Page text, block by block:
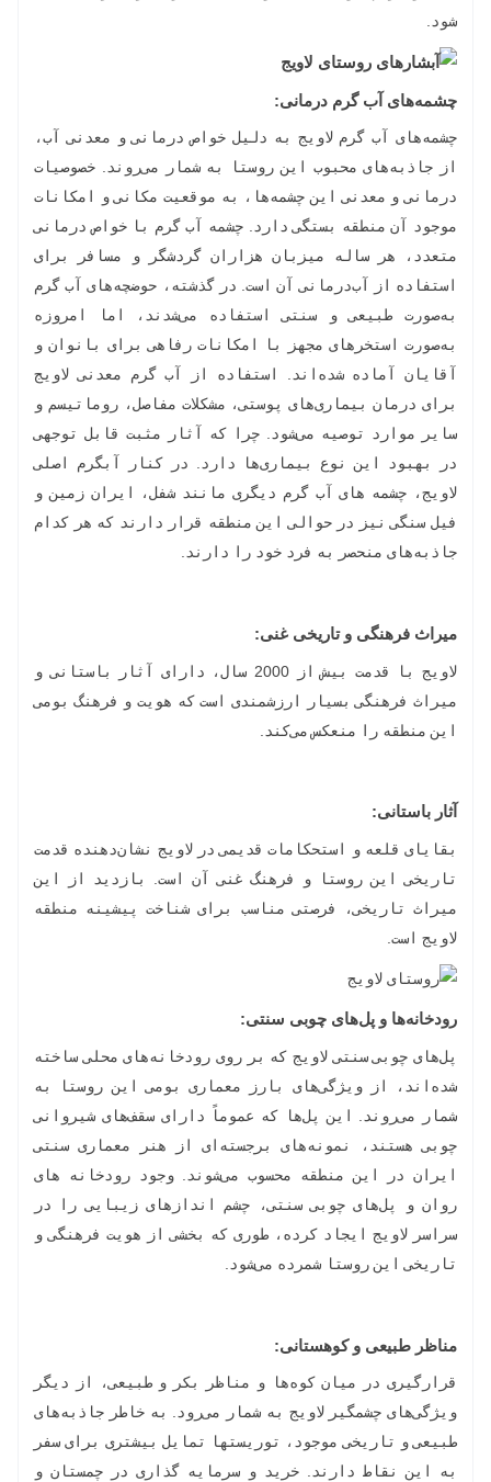
شود.
چشمه‌های آب گرم درمانی:
چشمه‌های آب گرم لاویج به دلیل خواص درمانی و معدنی آب،
از جاذبه‌های محبوب این روستا به شمار می‌روند. خصوصیات
درمانی و معدنی این چشمه‌ها، به موقعیت مکانی و امکانات
موجود آن منطقه بستگی دارد. چشمه آب گرم با خواص درمانی
متعدد، هر ساله میزبان هزاران گردشگر و مسافر برای
استفاده از آب‌درمانی آن است. در گذشته، حوضچه‌های آب گرم
به‌صورت طبیعی و سنتی استفاده می‌شدند، اما امروزه
به‌صورت استخرهای مجهز با امکانات رفاهی برای بانوان و
آقایان آماده شده‌اند. استفاده از آب گرم معدنی لاویج
برای درمان بیماری‌های پوستی، مشکلات مفاصل، روماتیسم و
سایر موارد توصیه می‌شود. چرا که آثار مثبت قابل ‌توجهی
در بهبود این نوع بیماری‌ها دارد. در کنار آبگرم اصلی
لاویج، چشمه‌ های آب گرم دیگری مانند شفل، ایران ‌زمین و
فیل سنگی نیز در حوالی این منطقه قرار دارند که هر کدام
جاذبه‌های منحصر به فرد خود را دارند.
میراث فرهنگی و تاریخی غنی:
لاویج با قدمت بیش از 2000 سال، دارای آثار باستانی و
میراث فرهنگی بسیار ارزشمندی است که هویت و فرهنگ بومی
این منطقه را منعکس می‌کند.
آثار باستانی:
بقایای قلعه و استحکامات قدیمی در لاویج نشان‌دهنده قدمت
تاریخی این روستا و فرهنگ غنی آن است. بازدید از این
میراث تاریخی، فرصتی مناسب برای شناخت پیشینه منطقه
لاویج است.
رودخانه‌ها و پل‌های چوبی سنتی:
پل‌های چوبی سنتی لاویج که بر روی رودخانه‌های محلی ساخته
شده‌اند، از ویژگی‌های بارز معماری بومی این روستا به
شمار می‌روند. این پل‌ها که عموماً دارای سقف‌های شیروانی
چوبی هستند، نمونه‌های برجسته‌ای از هنر معماری سنتی
ایران در این منطقه محسوب می‌شوند. وجود رودخانه ‌های
روان و پل‌های چوبی سنتی، چشم‌ اندازهای زیبایی را در
سراسر لاویج ایجاد کرده، طوری که بخشی از هویت فرهنگی و
تاریخی این روستا شمرده می‌شود.
مناظر طبیعی و کوهستانی:
قرارگیری در میان کوه‌ها و مناظر بکر و طبیعی، از دیگر
ویژگی‌های چشمگیر لاویج به شمار می‌رود. به خاطر جاذبه‌های
طبیعی و تاریخی موجود، توریستها تمایل بیشتری برای سفر
به این نقاط دارند. خرید و سرمایه گذاری در چمستان و